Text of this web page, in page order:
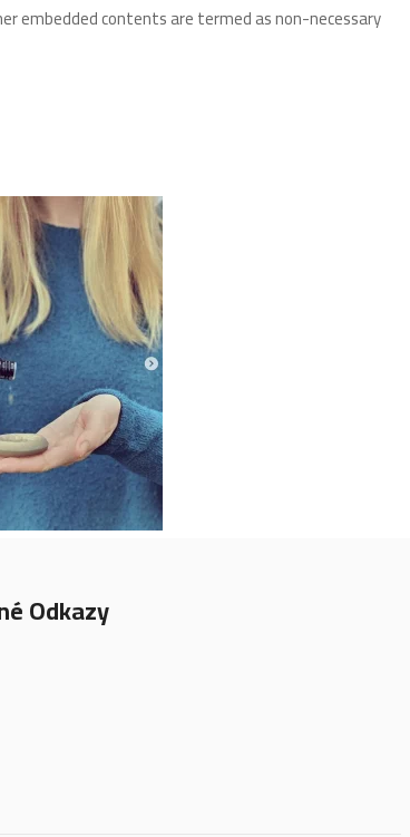
embedded contents are termed as non-necessary
Odkazy